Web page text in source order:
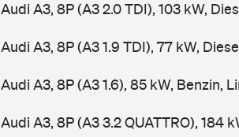
Audi A3, 8P (A3 2.0 TDI), 103 kW,
Audi A3, 8P (A3 1.9 TDI), 77 kW,
Audi A3, 8P (A3 1.6), 85 kW, Benzin,
Audi A3, 8P (A3 3.2 QUATTRO), 184